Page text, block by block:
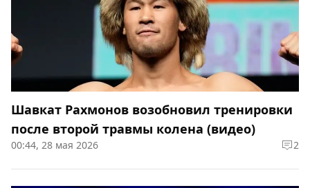
Шавкат Рахмонов возобновил тренировки
после второй травмы колена (видео)
00:44, 28 мая 2026 2